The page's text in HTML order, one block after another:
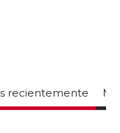
recientemente